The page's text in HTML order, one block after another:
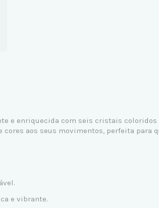
e enriquecida com seis cristais coloridos
aos seus movimentos, perfeita para
e vibrante.